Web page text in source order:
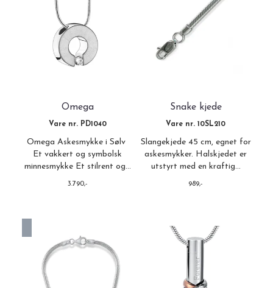
Omega
Vare nr. PD1040
Omega Askesmykke i Sølv
Et vakkert og symbolsk
minnesmykke Et stilrent og...
3.790,-
Snake kjede
Vare nr. 10SL210
Slangekjede 45 cm, egnet for
askesmykker. Halskjedet er
utstyrt med en kraftig...
989,-